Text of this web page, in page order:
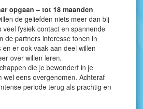
opgaan – tot 18 maanden
de geliefden niets meer dan bij
veel fysiek contact en spannende
de partners interesse tonen in
en er ook vaak aan deel willen
over willen leren.
die je bewondert in je
wel eens overgenomen. Achteraf
periode terug als prachtig en